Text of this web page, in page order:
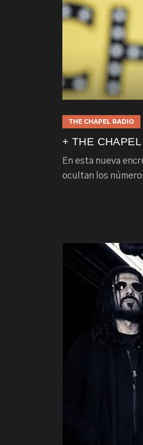
THE CHAPEL RADIO
+ THE
En esta nueva
ocultan los